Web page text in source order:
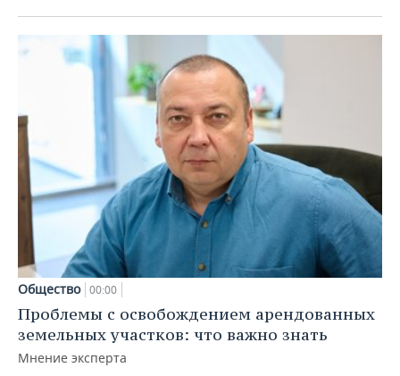
Общество 00:00
Проблемы с освобождением арендованных
земельных участков: что важно знать
Мнение эксперта